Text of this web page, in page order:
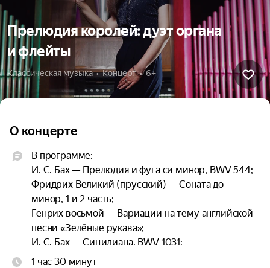
Прелюдия королей: дуэт органа
и флейты
Классическая музыка  •  Концерт  •  6+
О концерте
В программе:
И. С. Бах — Прелюдия и фуга си минор, BWV 544;
Фридрих Великий (прусский) — Соната до
минор, 1 и 2 часть;
Генрих восьмой — Вариации на тему английской
песни «Зелёные рукава»;
И. С. Бах — Сицилиана, BWV 1031;
Г. Ф. Гендель — Две части из Сонаты ля минор
1 час 30 минут